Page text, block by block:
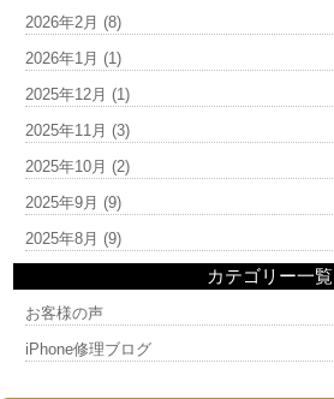
2026年2月 (8)
2026年1月 (1)
2025年12月 (1)
2025年11月 (3)
2025年10月 (2)
2025年9月 (9)
2025年8月 (9)
カテゴリー一覧
お客様の声
iPhone修理ブログ